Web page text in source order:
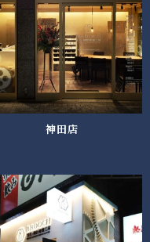
神田店